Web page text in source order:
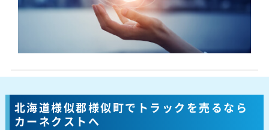
北海道様似郡様似町でトラックを売るなら
カーネクストへ